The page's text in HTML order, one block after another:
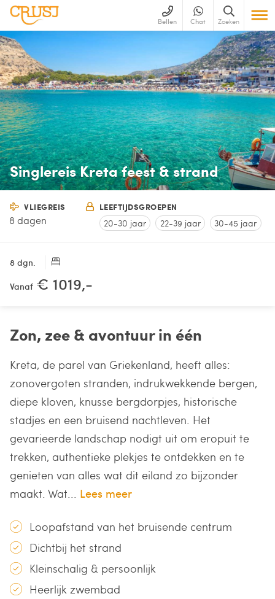
Bellen Chat Zoeken
Singlereis Kreta feest & strand
VLIEGREIS
8 dagen
LEEFTIJDSGROEPEN
20-30 jaar 22-39 jaar 30-45 jaar
8 dgn.
Vanaf € 1019,-
Zon, zee & avontuur in één
Kreta, de parel van Griekenland, heeft alles:
zonovergoten stranden, indrukwekkende bergen,
diepe kloven, knusse bergdorpjes, historische
stadjes en een bruisend nachtleven. Het
gevarieerde landschap nodigt uit om eropuit te
trekken, authentieke plekjes te ontdekken en te
genieten van alles wat dit eiland zo bijzonder
maakt. Wat... Lees meer
Loopafstand van het bruisende centrum
Dichtbij het strand
Kleinschalig & persoonlijk
Heerlijk zwembad